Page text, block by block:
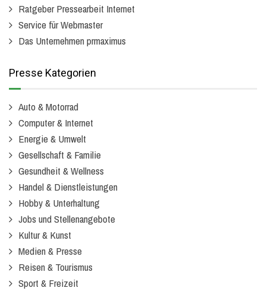
Ratgeber Pressearbeit Internet
Service für Webmaster
Das Unternehmen prmaximus
Presse Kategorien
Auto & Motorrad
Computer & Internet
Energie & Umwelt
Gesellschaft & Familie
Gesundheit & Wellness
Handel & Dienstleistungen
Hobby & Unterhaltung
Jobs und Stellenangebote
Kultur & Kunst
Medien & Presse
Reisen & Tourismus
Sport & Freizeit